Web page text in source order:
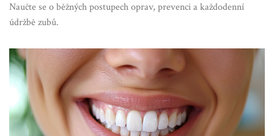
Naučte se o běžných postupech oprav, prevenci a každodenní
údržbě zubů.